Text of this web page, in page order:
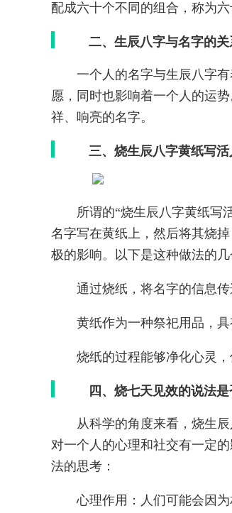
配成六十个不同的组合，称为六
二、生辰八字与名字的关
一个人的名字与生辰八字
愿，同时也影响着一个人的运
祥、响亮的名字。
三、烧生辰八字黄纸写
所谓的“烧生辰八字黄纸写
名字写在黄纸上，然后将其烧
极的影响。以下是这种做法的几
通过烧纸，将名字的信息
黄纸作为一种祭祀用品，
烧纸的过程能够净化心灵
四、烧七天见效的说法
从科学的角度来看，烧生
对一个人的心理和社交有一定
法的思考：
心理作用：人们可能会因